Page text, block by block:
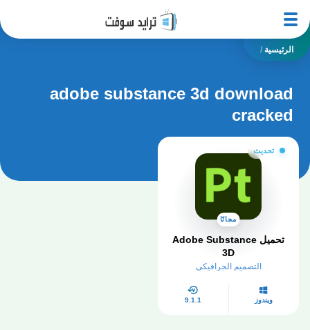
الرئيسية /
adobe substance 3d download
cracked
تحديث
مجانًا
تحميل Adobe Substance
3D
التصميم الجرافيكي
ويندوز 9.1.1